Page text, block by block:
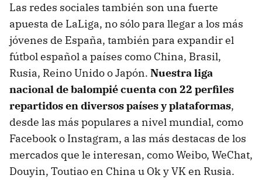
Las redes sociales también son una fuerte
apuesta de LaLiga, no sólo para llegar a los más
jóvenes de España, también para expandir el
fútbol español a países como China, Brasil,
Rusia, Reino Unido o Japón. Nuestra liga
nacional de balompié cuenta con 22 perfiles
repartidos en diversos países y plataformas,
desde las más populares a nivel mundial, como
Facebook o Instagram, a las más destacas de los
mercados que le interesan, como Weibo, WeChat,
Douyin, Toutiao en China u Ok y VK en Rusia.